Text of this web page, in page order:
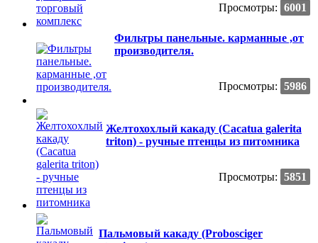
Просмотры: 6001
Фильтры панельные. карманные ,от
производителя.
Просмотры: 5986
Желтохохлый какаду (Сacatua galerita
triton) - ручные птенцы из питомника
Просмотры: 5851
Пальмовый какаду (Probosciger